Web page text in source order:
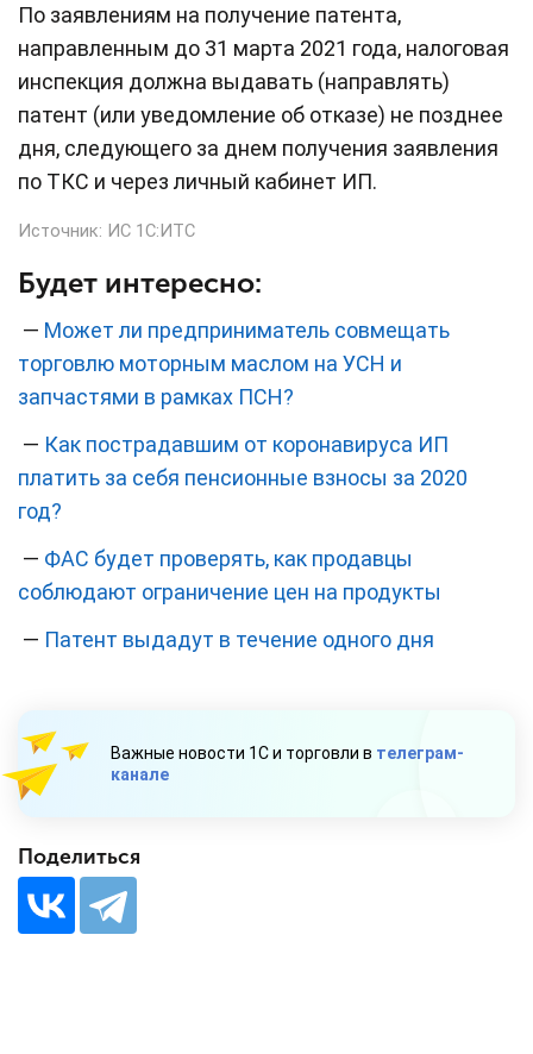
По заявлениям на получение патента,
направленным до 31 марта 2021 года, налоговая
инспекция должна выдавать (направлять)
патент (или уведомление об отказе) не позднее
дня, следующего за днем получения заявления
по ТКС и через личный кабинет ИП.
Источник: ИС 1С:ИТС
Будет интересно:
— Может ли предприниматель совмещать
торговлю моторным маслом на УСН и
запчастями в рамках ПСН?
— Как пострадавшим от коронавируса ИП
платить за себя пенсионные взносы за 2020
год?
— ФАС будет проверять, как продавцы
соблюдают ограничение цен на продукты
— Патент выдадут в течение одного дня
Важные новости 1С и торговли в телеграм-
канале
Поделиться